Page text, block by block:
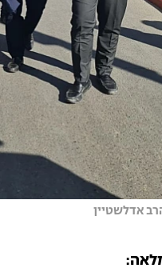
אדלשטיין